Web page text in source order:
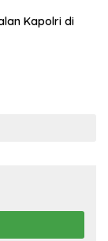
Kapolri di